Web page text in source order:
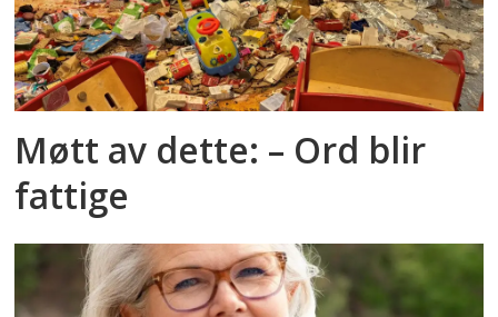
Møtt av dette: – Ord blir
fattige